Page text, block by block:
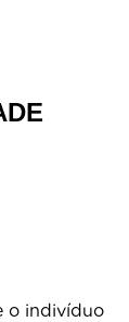
o indivíduo